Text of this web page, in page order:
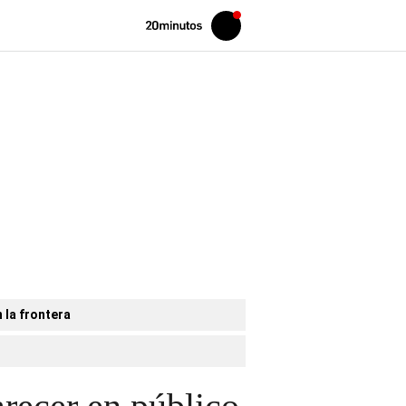
Volver
Iniciar
sesión
la frontera